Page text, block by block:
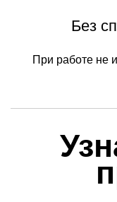
Без
При работе не